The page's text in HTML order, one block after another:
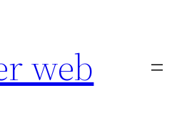
web